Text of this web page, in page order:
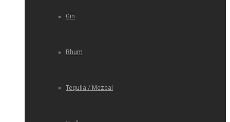
Gin
Rhum
Tequila / Mezcal